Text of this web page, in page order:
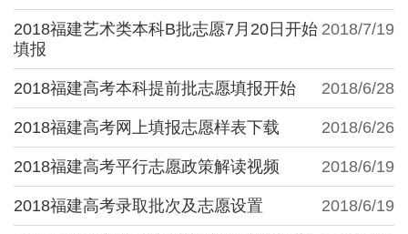
2018/7/19
2018福建艺术类本科B批志愿7月20日开始
填报
2018/6/28
2018福建高考本科提前批志愿填报开始
2018/6/26
2018福建高考网上填报志愿样表下载
2018/6/19
2018福建高考平行志愿政策解读视频
2018/6/19
2018福建高考录取批次及志愿设置